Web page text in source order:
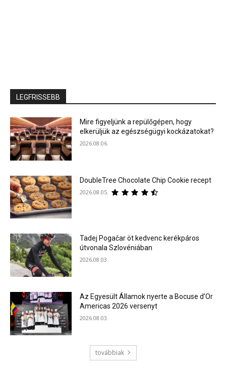
LEGFRISSEBB
Mire figyeljünk a repülőgépen, hogy
elkerüljük az egészségügyi kockázatokat?
2026.08.06.
DoubleTree Chocolate Chip Cookie recept
2026.08.05.
Tadej Pogačar öt kedvenc kerékpáros
útvonala Szlovéniában
2026.08.03.
Az Egyesült Államok nyerte a Bocuse d’Or
Americas 2026 versenyt
2026.08.03.
továbbiak